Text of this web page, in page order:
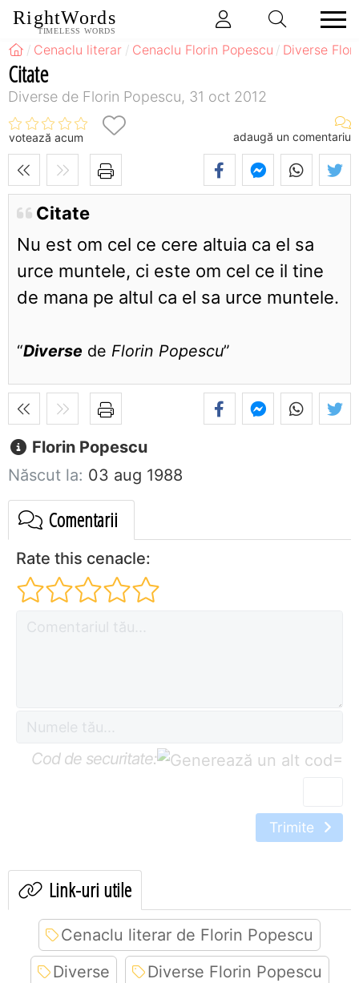
RightWords
TIMELESS WORDS
Cenaclu literar Cenaclu Florin Popescu Diverse
Citate
Diverse de Florin Popescu, 31 oct 2012
votează acum adaugă un comentariu
Citate
Nu est om cel ce cere altuia ca el sa
urce muntele, ci este om cel ce il tine
de mana pe altul ca el sa urce muntele.
“Diverse de Florin Popescu”
Florin Popescu
Născut la: 03 aug 1988
Comentarii
Rate this cenacle:
Cod de securitate: =
Trimite
Link-uri utile
Cenaclu literar de Florin Popescu
Diverse
Diverse Florin Popescu